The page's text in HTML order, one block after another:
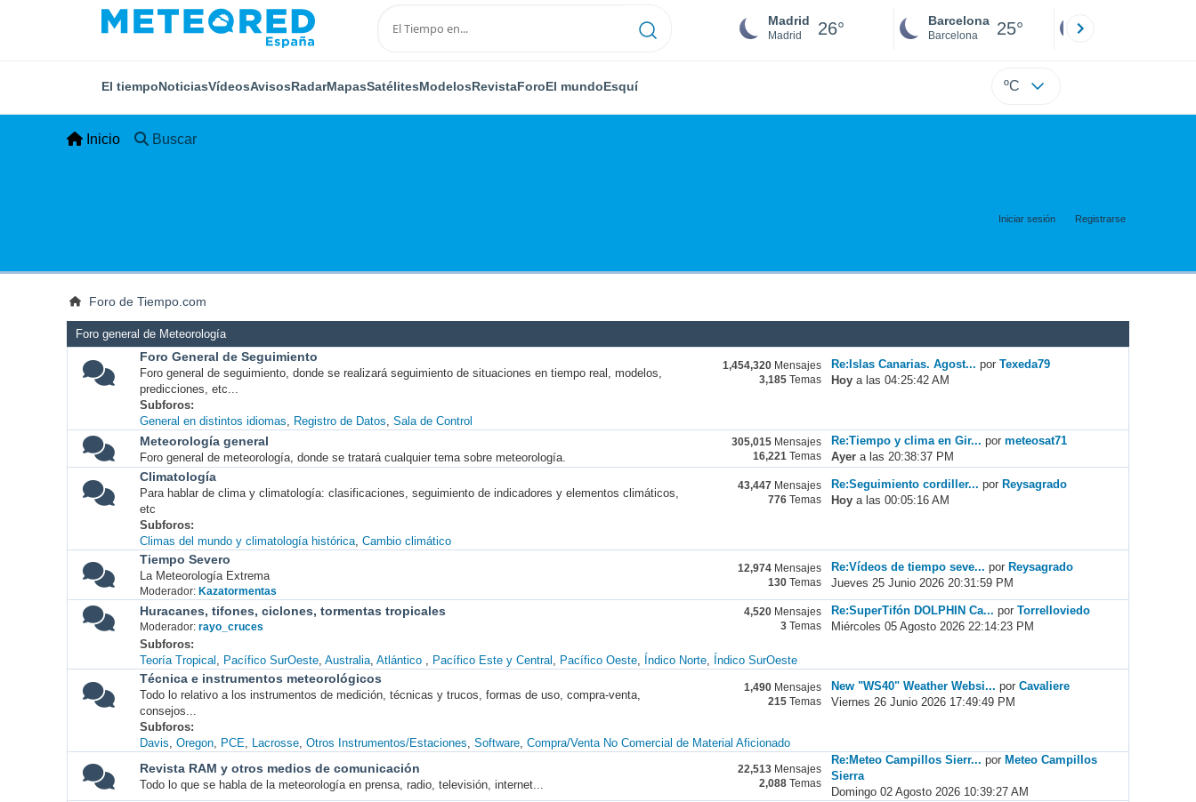
Madrid
Madrid 26° Barcelona
Barcelona 25°
El tiempoNoticiasVídeosAvisosRadarMapasSatélitesModelosRevistaForoEl mundoEsquí ºC
Inicio Buscar
Iniciar sesión Registrarse
Foro de Tiempo.com
Foro general de Meteorología
Foro General de Seguimiento
Foro general de seguimiento, donde se realizará seguimiento de situaciones en tiempo real, modelos,
predicciones, etc...
1,454,320 Mensajes
3,185 Temas
Re:Islas Canarias. Agost... porTexeda79
Hoy a las 04:25:42 AM
Subforos
General en distintos idiomas
Registro de Datos Sala de Control
Meteorología general
Foro general de meteorología, donde se tratará cualquier tema sobre meteorología.
305,015 Mensajes
16,221 Temas
Re:Tiempo y clima en Gir... pormeteosat71
Ayer a las 20:38:37 PM
Climatología
Para hablar de clima y climatología: clasificaciones, seguimiento de indicadores y elementos climáticos,
etc
43,447 Mensajes
776 Temas
Re:Seguimiento cordiller... por Reysagrado
Hoy a las 00:05:16 AM
Subforos
Climas del mundo y climatología histórica Cambio climático
Tiempo Severo
La Meteorología Extrema
Moderador: Kazatormentas
12,974 Mensajes
130 Temas
Re:Vídeos de tiempo seve... porReysagrado
Jueves 25 Junio 2026 20:31:59 PM
Huracanes, tifones, ciclones, tormentas tropicales
Moderador: rayo_cruces
4,520 Mensajes
3 Temas
Re:SuperTifón DOLPHIN Ca... porTorrelloviedo
Miércoles 05 Agosto 2026 22:14:23 PM
Subforos
Teoría Tropical
Pacífico SurOeste Australia Atlántico Pacífico Este y Central Pacífico Oeste Índico Norte Índico SurOeste
Técnica e instrumentos meteorológicos
Todo lo relativo a los instrumentos de medición, técnicas y trucos, formas de uso, compra-venta,
consejos...
1,490 Mensajes
215 Temas
New "WS40" Weather Websi... porCavaliere
Viernes 26 Junio 2026 17:49:49 PM
Subforos
Davis Oregon PCE Lacrosse Otros Instrumentos/Estaciones Software Compra/Venta No Comercial de Material Aficionado
Revista RAM y otros medios de comunicación
Todo lo que se habla de la meteorología en prensa, radio, televisión, internet...
22,513 Mensajes
2,088 Temas
Re:Meteo Campillos Sierr... por Meteo Campillos
Sierra
Domingo 02 Agosto 2026 10:39:27 AM